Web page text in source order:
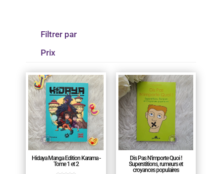
Filtrer par
Prix
Hidaya Manga Edition Karama -
Tome 1 et 2
Dis Pas N'importe Quoi !
Superstitions, rumeurs et
croyances populaires